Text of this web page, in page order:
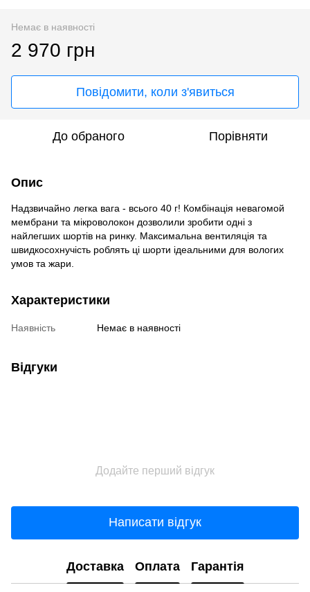
Немає в наявності
2 970 грн
Повідомити, коли з'явиться
До обраного Порівняти
Опис
Надзвичайно легка вага - всього 40 г! Комбінація невагомой
мембрани та мікроволокон дозволили зробити одні з
найлегших шортів на ринку. Максимальна вентиляція та
швидкосохнучість роблять ці шорти ідеальними для вологих
умов та жари.
Характеристики
Наявність Немає в наявності
Відгуки
Додайте перший відгук
Написати відгук
Доставка Оплата Гарантія